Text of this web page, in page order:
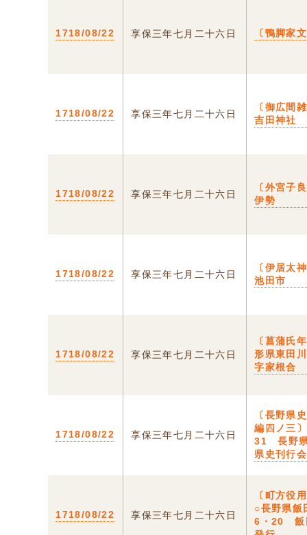
1718/08/22 享保三年七月二十六日 〔鴨脚家
1718/08/22 享保三年七月二十六日
〔御広間
吉田神社
1718/08/22 享保三年七月二十六日
〔外宮子
伊勢
1718/08/22 享保三年七月二十六日
〔伊居太
池田市
1718/08/22 享保三年七月二十六日
〔菖蒲氏
形県東田
字家根合
1718/08/22 享保三年七月二十六日
〔長野県
編四ノ三
31 長野
県史刊行
1718/08/22 享保三年七月二十六日
〔町方役
○長野県飯
6・20 飯